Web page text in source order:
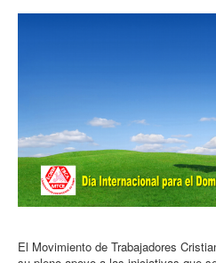
El Movimiento de Trabajadores